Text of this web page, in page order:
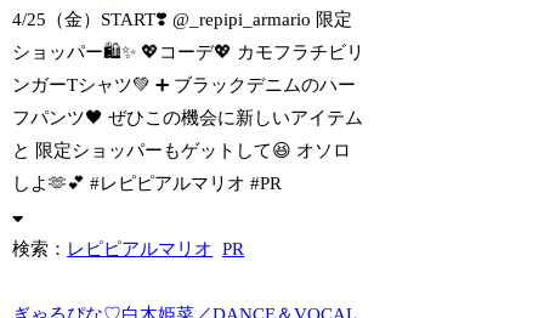
4/25（金）START❣️ @_repipi_armario 限定
ショッパー🛍️✨️ 💖コーデ💖 カモフラチビリ
ンガーTシャツ💚 ➕ ブラックデニムのハー
フパンツ🖤 ぜひこの機会に新しいアイテム
と 限定ショッパーもゲットして😆 オソロ
しよ🫶💕︎︎ #レピピアルマリオ #PR
検索： レピピアルマリオ PR
ぎゃるぴな♡白木姫菜／DANCE＆VOCAL